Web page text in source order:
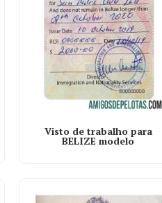
Visto de trabalho para
BELIZE modelo